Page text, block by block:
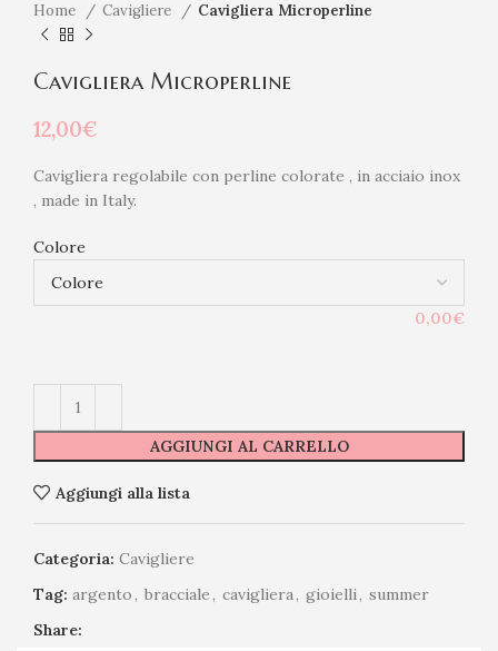
Home Cavigliere Cavigliera Microperline
Cavigliera Microperline
12,00€
Cavigliera regolabile con perline colorate , in acciaio inox
, made in Italy.
Colore
0,00€
AGGIUNGI AL CARRELLO
Aggiungi alla lista
Categoria: Cavigliere
Tag: argento, bracciale, cavigliera, gioielli, summer
Share: